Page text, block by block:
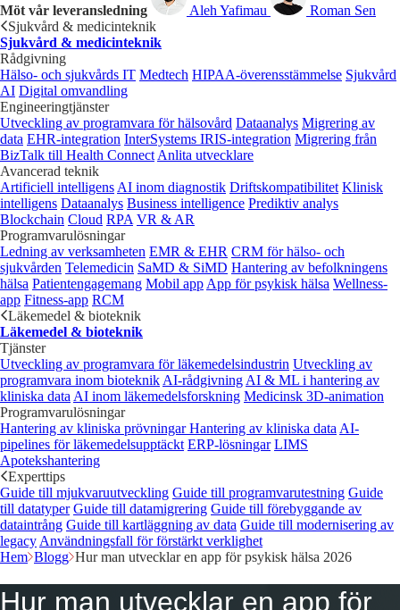
Möt vår leveransledning Aleh Yafimau
Roman Sen
Sjukvård & medicinteknik
Sjukvård & medicinteknik
Rådgivning
Hälso- och sjukvårds IT Medtech HIPAA-överensstämmelse Sjukvård
AI Digital omvandling
Engineeringtjänster
Utveckling av programvara för hälsovård Dataanalys Migrering av
data EHR-integration InterSystems IRIS-integration Migrering från
BizTalk till Health Connect Anlita utvecklare
Avancerad teknik
Artificiell intelligens AI inom diagnostik Driftskompatibilitet Klinisk
intelligens Dataanalys Business intelligence Prediktiv analys
Blockchain Cloud RPA VR & AR
Programvarulösningar
Ledning av verksamheten EMR & EHR CRM för hälso- och
sjukvården Telemedicin SaMD & SiMD Hantering av befolkningens
hälsa Patientengagemang Mobil app App för psykisk hälsa Wellness-
app Fitness-app RCM
Läkemedel & bioteknik
Läkemedel & bioteknik
Tjänster
Utveckling av programvara för läkemedelsindustrin Utveckling av
programvara inom bioteknik AI-rådgivning AI & ML i hantering av
kliniska data AI inom läkemedelsforskning Medicinsk 3D-animation
Programvarulösningar
Hantering av kliniska prövningarHantering av kliniska data AI-
pipelines för läkemedelsupptäckt ERP-lösningar LIMS
Apotekshantering
Experttips
Guide till mjukvaruutveckling Guide till programvarutestning Guide
till datatyper Guide till datamigrering Guide till förebyggande av
dataintrång Guide till kartläggning av data Guide till modernisering av
legacy Användningsfall för förstärkt verklighet
Hem Blogg Hur man utvecklar en app för psykisk hälsa 2026
Hur man utvecklar en app för